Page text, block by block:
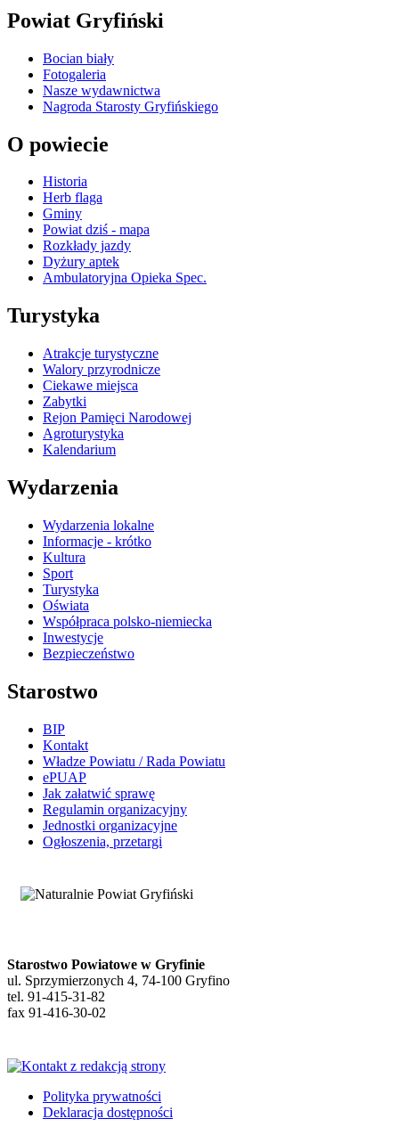
Powiat Gryfiński
Bocian biały
Fotogaleria
Nasze wydawnictwa
Nagroda Starosty Gryfińskiego
O powiecie
Historia
Herb flaga
Gminy
Powiat dziś - mapa
Rozkłady jazdy
Dyżury aptek
Ambulatoryjna Opieka Spec.
Turystyka
Atrakcje turystyczne
Walory przyrodnicze
Ciekawe miejsca
Zabytki
Rejon Pamięci Narodowej
Agroturystyka
Kalendarium
Wydarzenia
Wydarzenia lokalne
Informacje - krótko
Kultura
Sport
Turystyka
Oświata
Współpraca polsko-niemiecka
Inwestycje
Bezpieczeństwo
Starostwo
BIP
Kontakt
Władze Powiatu / Rada Powiatu
ePUAP
Jak załatwić sprawę
Regulamin organizacyjny
Jednostki organizacyjne
Ogłoszenia, przetargi
Starostwo Powiatowe w Gryfinie
ul. Sprzymierzonych 4, 74-100 Gryfino
tel. 91-415-31-82
fax 91-416-30-02
Polityka prywatności
Deklaracja dostępności